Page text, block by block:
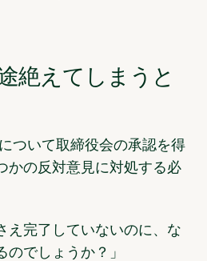
絶えてしまうと
ついて取締役会の承認を得
かの反対意見に対処する必
え完了していないのに、な
でしょうか？」